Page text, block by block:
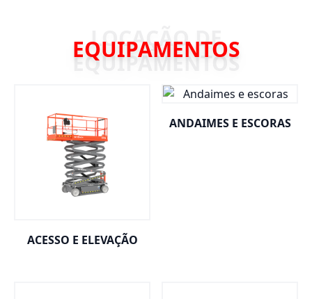
EQUIPAMENTOS
ACESSO E ELEVAÇÃO
ANDAIMES E ESCORAS